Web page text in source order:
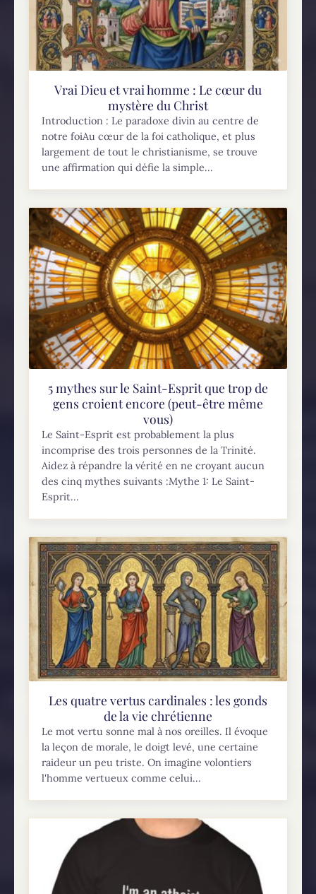
Vrai Dieu et vrai homme : Le cœur du
mystère du Christ
Introduction : Le paradoxe divin au centre de
notre foiAu cœur de la foi catholique, et plus
largement de tout le christianisme, se trouve
une affirmation qui défie la simple...
5 mythes sur le Saint-Esprit que trop de
gens croient encore (peut-être même
vous)
Le Saint-Esprit est probablement la plus
incomprise des trois personnes de la Trinité.
Aidez à répandre la vérité en ne croyant aucun
des cinq mythes suivants :Mythe 1: Le Saint-
Esprit...
Les quatre vertus cardinales : les gonds
de la vie chrétienne
Le mot vertu sonne mal à nos oreilles. Il évoque
la leçon de morale, le doigt levé, une certaine
raideur un peu triste. On imagine volontiers
l'homme vertueux comme celui...